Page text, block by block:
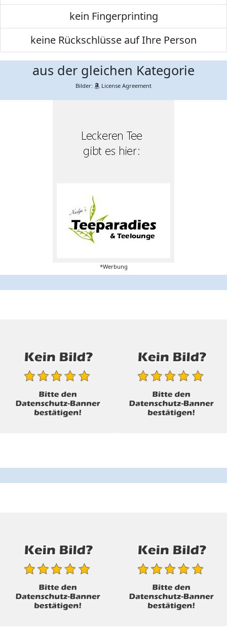
kein Fingerprinting
keine Rückschlüsse auf Ihre Person
aus der gleichen Kategorie
Bilder: License Agreement
*Werbung